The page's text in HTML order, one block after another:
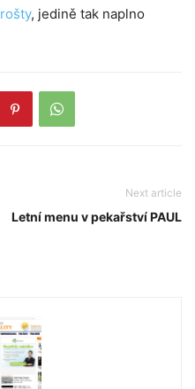
rošty, jedině tak naplno
Next article
Letní menu v pekařství PAUL